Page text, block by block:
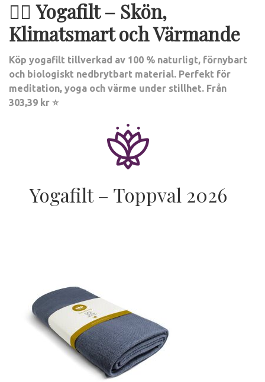
🧘‍♀️Yogafilt – Skön,
Klimatsmart och Värmande
Köp yogafilt tillverkad av 100 % naturligt, förnybart
och biologiskt nedbrytbart material. Perfekt för
meditation, yoga och värme under stillhet. Från
303,39 kr ⭐
Yogafilt – Toppval 2026